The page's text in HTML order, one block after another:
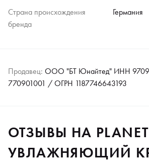
Страна происхождения
бренда
Германия
Продавец: ООО "БТ Юнайтед" ИНН
770901001 / ОГРН 1187746643193
ОТЗЫВЫ НА
УВЛАЖНЯЮЩИЙ